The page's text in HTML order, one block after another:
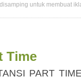
untuk membuat
Time
PART